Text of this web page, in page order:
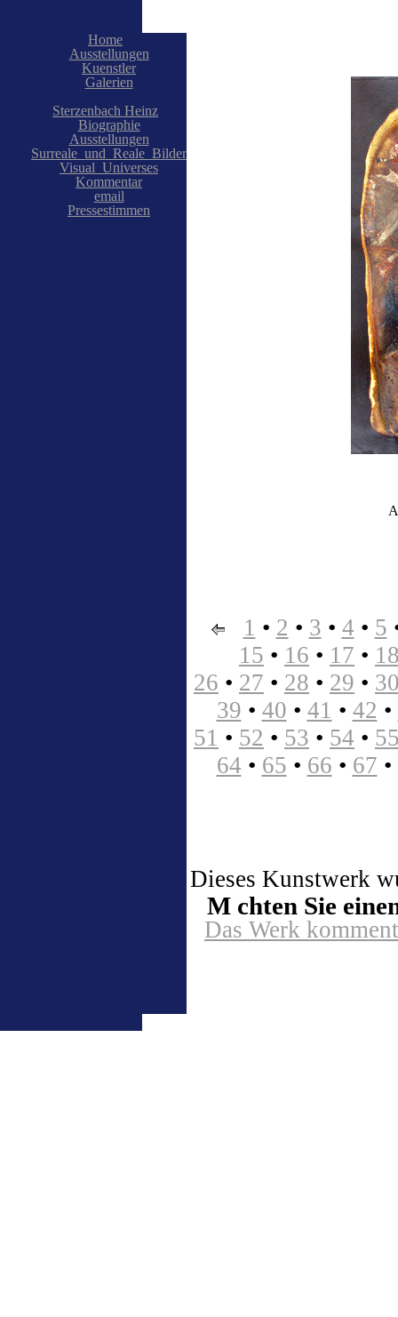
Home
Ausstellungen
Kuenstler
Galerien
Sterzenbach Heinz
Biographie
Ausstellungen
Surreale_und_Reale_Bilder
Visual_Universes
Kommentar
email
Pressestimmen
1 • 2 • 3 • 4 • 5
15 • 16 • 17 •
26 • 27 • 28 • 29 •
39 • 40 • 41 • 42 •
51 • 52 • 53 • 54 •
64 • 65 • 66 • 67 •
Dieses Kunstwerk
M chten Sie
Das Werk